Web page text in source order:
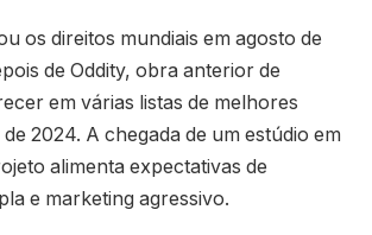
os direitos mundiais em agosto de
de Oddity, obra anterior de
em várias listas de melhores
2024. A chegada de um estúdio em
alimenta expectativas de
e marketing agressivo.